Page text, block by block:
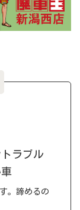
ラブル
。諦めるの